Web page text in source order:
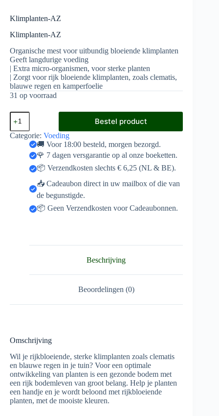
Klimplanten-AZ
Klimplanten-AZ
Organische mest voor uitbundig bloeiende klimplanten
Geeft langdurige voeding
| Extra micro-organismen, voor sterke planten
| Zorgt voor rijk bloeiende klimplanten, zoals clematis,
blauwe regen en kamperfoelie
31 op voorraad
Klimplanten-
AZ
aantal
Bestel product
Categorie: Voeding
🚚 Voor 18:00 besteld, morgen bezorgd.
🌹 7 dagen versgarantie op al onze boeketten.
📦 Verzendkosten slechts € 6,25 (NL & BE).
📥 Cadeaubon direct in uw mailbox of die van
de begunstigde.
📦 Geen Verzendkosten voor Cadeaubonnen.
Beschrijving
Beoordelingen (0)
Omschrijving
Wil je rijkbloeiende, sterke klimplanten zoals clematis
en blauwe regen in je tuin? Voor een optimale
ontwikkeling van planten is een gezonde bodem met
een rijk bodemleven van groot belang. Help je planten
een handje en je wordt beloond met rijkbloeiende
planten, met de mooiste kleuren.